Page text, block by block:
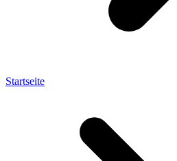
Startseite